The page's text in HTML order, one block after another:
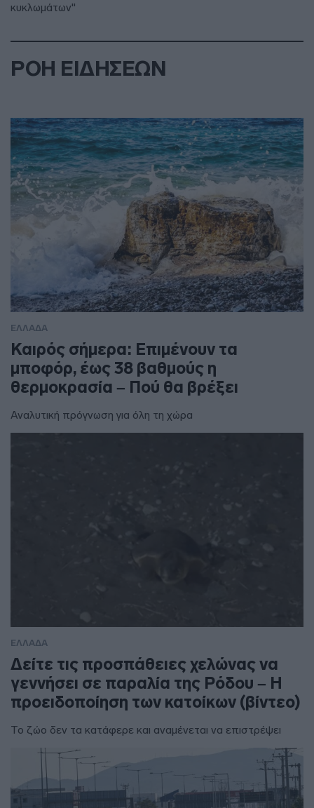
κυκλωμάτων"
ΡΟΗ ΕΙΔΗΣΕΩΝ
ΕΛΛΑΔΑ
Καιρός σήμερα: Επιμένουν τα
μποφόρ, έως 38 βαθμούς η
θερμοκρασία – Πού θα βρέξει
Αναλυτική πρόγνωση για όλη τη χώρα
ΕΛΛΑΔΑ
Δείτε τις προσπάθειες χελώνας να
γεννήσει σε παραλία της Ρόδου – Η
προειδοποίηση των κατοίκων (βίντεο)
Το ζώο δεν τα κατάφερε και αναμένεται να επιστρέψει